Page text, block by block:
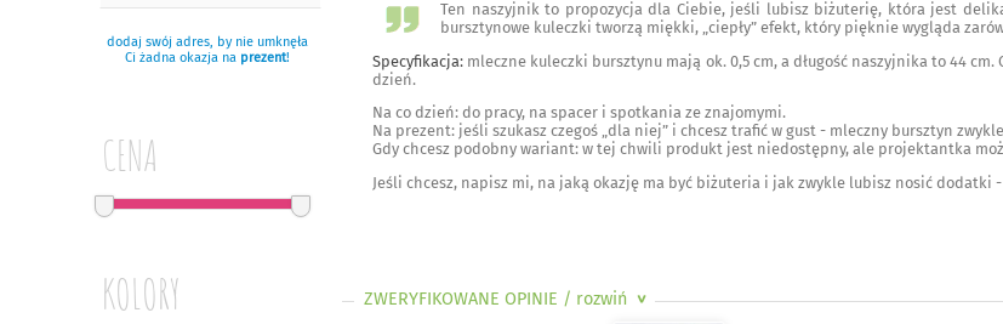
dodaj swój adres, by nie umknęła
Ci żadna okazja na prezent!
CENA
KOLORY
Ten naszyjnik to propozycja dla Ciebie, jeśli lubisz biżuterię, która jest
bursztynowe kuleczki tworzą miękki, „ciepły” efekt, który pięknie wygląda
Specyfikacja: mleczne kuleczki bursztynu mają ok. 0,5 cm, a długość naszyjnika to 44 cm.
dzień.
Na co dzień: do pracy, na spacer i spotkania ze znajomymi.
Na prezent: jeśli szukasz czegoś „dla niej” i chcesz trafić w gust - mleczny bursztyn
Gdy chcesz podobny wariant: w tej chwili produkt jest niedostępny, ale projektantka
Jeśli chcesz, napisz mi, na jaką okazję ma być biżuteria i jak zwykle lubisz nosić
ZWERYFIKOWANE OPINIE / rozwiń >